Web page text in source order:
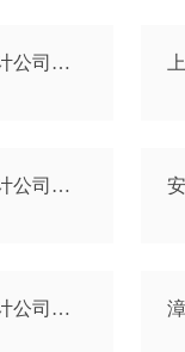
公司…
公司…
公司…